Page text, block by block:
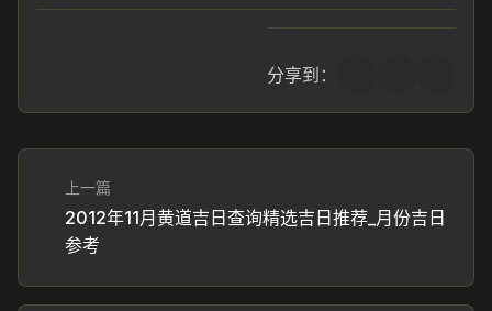
分享到：
上一篇
2012年11月黄道吉日查询精选吉日推荐_月份吉日
参考